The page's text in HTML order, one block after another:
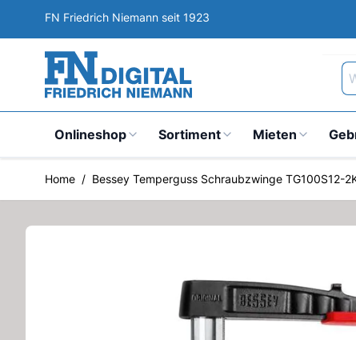
Direkt zum Inhalt
FN Friedrich Niemann seit 1923
Onlineshop Sortiment Mieten
Home / Bessey Temperguss Schraubzwinge TG100S12-